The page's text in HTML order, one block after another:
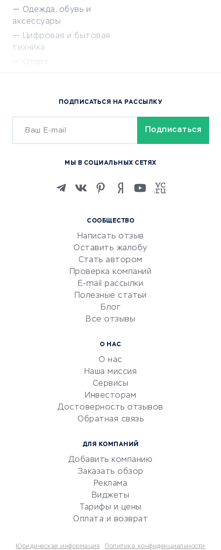
Одежда, обувь и
аксессуары
Цифровая и бытовая
техника
Спорт
Сервисы доставки
ОБУЧЕНИЕ И РАБОТА
Изучение иностранных
Маркетинг и продажи
Репетиторство
Красота и здоровье
Сервисы по поиску работы
Сетевой маркетинг
УСЛУГИ ДЛЯ БИЗНЕСА
документооборот
Юридические компании
Бухгалтерия онлайн
СООБЩЕСТВО
Написать отзыв
Оставить жалобу
Стать автором
Проверка компаний
E-mail рассылки
Полезные статьи
Блог
Все отзывы
О НАС
О нас
Наша миссия
Сервисы
Инвесторам
Достоверность отзывов
Обратная связь
ДЛЯ КОМПАНИЙ
Добавить компанию
Заказать обзор
Реклама
Виджеты
Тарифы и цены
Оплата и возврат
ПОДПИСАТЬСЯ НА РАССЫЛКУ
МЫ В СОЦИАЛЬНЫХ СЕТЯХ
Юридическая информация Политика конфиденциальности